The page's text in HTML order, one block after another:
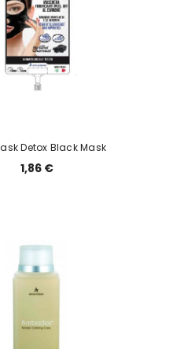
Detox Black Mask
1,86 €